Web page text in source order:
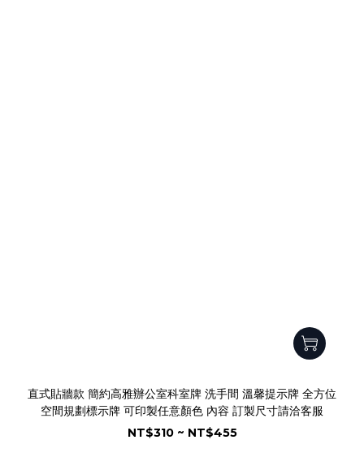
直式貼牆款 簡約高雅辦公室科室牌 洗手間 溫馨提示牌 全方位
空間規劃標示牌 可印製任意顏色 內容 訂製尺寸請洽客服
NT$310 ~ NT$455